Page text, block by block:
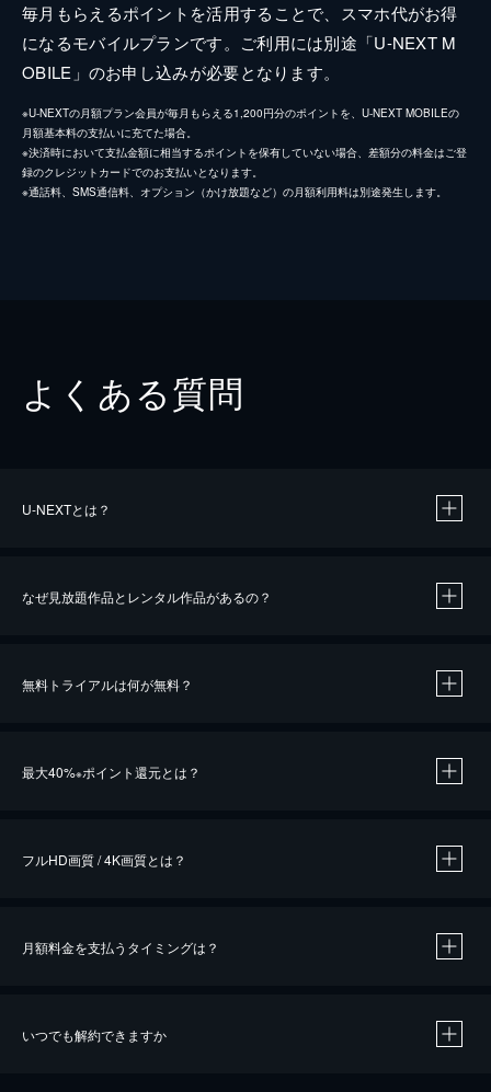
毎月もらえるポイントを活用することで、スマホ代がお得
になるモバイルプランです。ご利用には別途「U-NEXT M
OBILE」のお申し込みが必要となります。
※U-NEXTの月額プラン会員が毎月もらえる1,200円分のポイントを、U-NEXT MOBILEの
月額基本料の支払いに充てた場合。
※決済時において支払金額に相当するポイントを保有していない場合、差額分の料金はご登
録のクレジットカードでのお支払いとなります。
※通話料、SMS通信料、オプション（かけ放題など）の月額利用料は別途発生します。
よくある質問
U-NEXTとは？
なぜ見放題作品とレンタル作品があるの？
無料トライアルは何が無料？
最大40%※ポイント還元とは？
※40％ポイント還元の対象は、クレジットカード決済による作品の購入 / レンタルです。
フルHD画質 / 4K画質とは？
月額料金を支払うタイミングは？
いつでも解約できますか